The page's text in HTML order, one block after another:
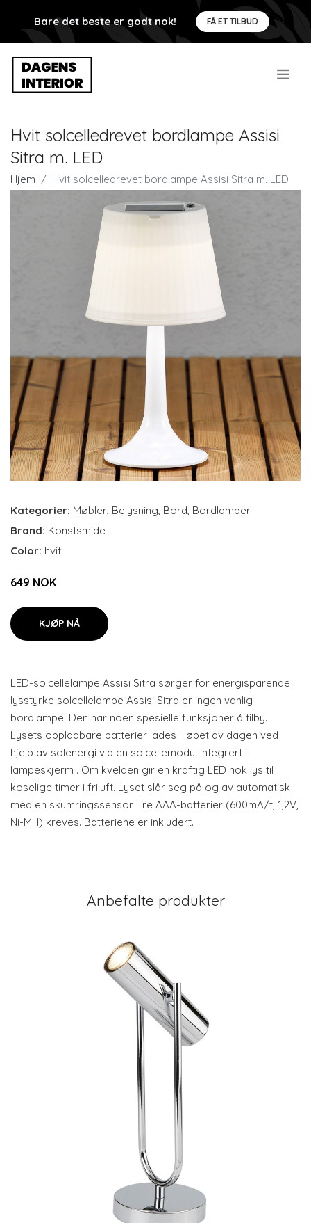
Bare det beste er godt nok! FÅ ET TILBUD
Hvit solcelledrevet bordlampe Assisi
Sitra m. LED
Hjem Hvit solcelledrevet bordlampe Assisi Sitra m. LED
Kategorier: Møbler, Belysning, Bord, Bordlamper
Brand: Konstsmide
Color: hvit
649 NOK
KJØP NÅ
LED-solcellelampe Assisi Sitra sørger for energisparende
lysstyrke solcellelampe Assisi Sitra er ingen vanlig
bordlampe. Den har noen spesielle funksjoner å tilby.
Lysets oppladbare batterier lades i løpet av dagen ved
hjelp av solenergi via en solcellemodul integrert i
lampeskjerm . Om kvelden gir en kraftig LED nok lys til
koselige timer i friluft. Lyset slår seg på og av automatisk
med en skumringssensor. Tre AAA-batterier (600mA/t, 1,2V,
Ni-MH) kreves. Batteriene er inkludert.
Anbefalte produkter